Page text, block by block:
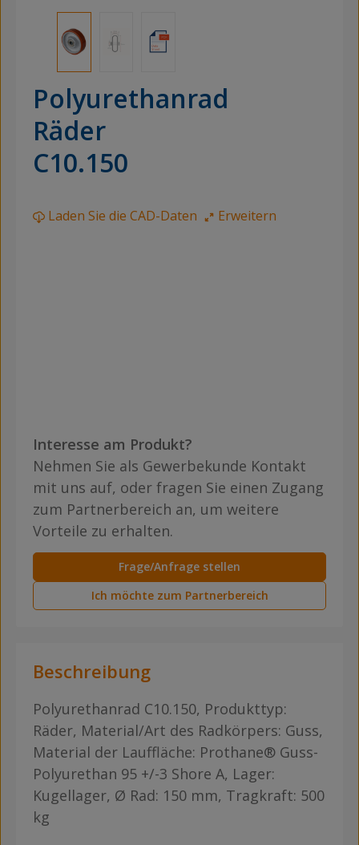
Polyurethanrad
Räder
C10.150
Laden Sie die CAD-Daten Erweitern
Interesse am Produkt?
Nehmen Sie als Gewerbekunde Kontakt
mit uns auf, oder fragen Sie einen Zugang
zum Partnerbereich an, um weitere
Vorteile zu erhalten.
Frage/Anfrage stellen
Ich möchte zum Partnerbereich
Beschreibung
Polyurethanrad C10.150, Produkttyp:
Räder, Material/Art des Radkörpers: Guss,
Material der Lauffläche: Prothane® Guss-
Polyurethan 95 +/-3 Shore A, Lager:
Kugellager, Ø Rad: 150 mm, Tragkraft: 500
kg